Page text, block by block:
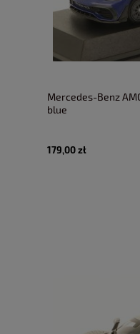
Mercedes-Benz
blue
179,00 zł